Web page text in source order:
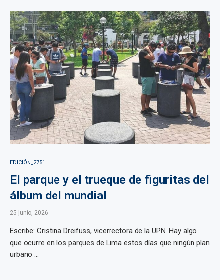
EDICIÓN_2751
El parque y el trueque de figuritas del
álbum del mundial
25 junio, 2026
Escribe: Cristina Dreifuss, vicerrectora de la UPN. Hay algo
que ocurre en los parques de Lima estos días que ningún plan
urbano ...